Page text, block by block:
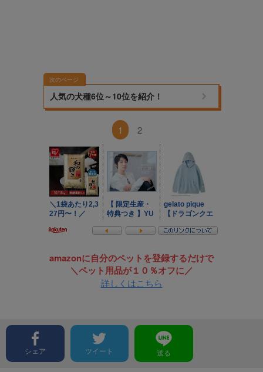
次のページ
人気の犬種6位～10位を紹介！
1 2
amazonに自分のペットを登録するだけで
＼ペット用品が１０％オフに／
詳しくはこちら
シェア ツイート 送る